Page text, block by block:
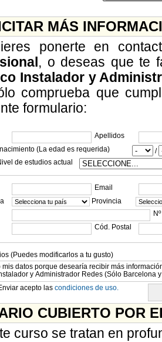
MÁS
ponerte en
, o deseas que te
Instalador y
comprueba que
formulario:
Apellidos
(La edad es requerida)
/
de estudios actual
Email
Provincia
Nº
Cód. Postal
(Puedes modificarlos a tu gusto)
acepto las condiciones de uso.
CUBIERTO POR
curso se tratan en